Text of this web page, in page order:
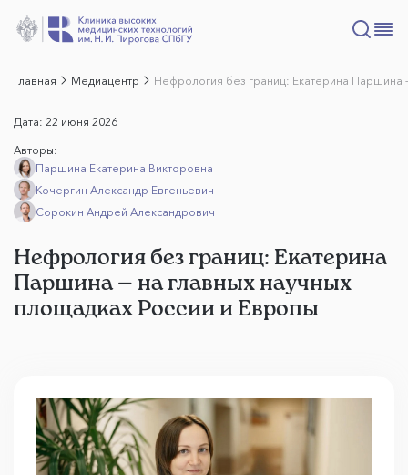
Главная Медиацентр Нефрология без границ: Екатерина Паршина
Дата: 22 июня 2026
Авторы:
Паршина Екатерина Викторовна
Кочергин Александр Евгеньевич
Сорокин Андрей Александрович
Нефрология без границ: Екатерина
Паршина — на главных научных
площадках России и Европы